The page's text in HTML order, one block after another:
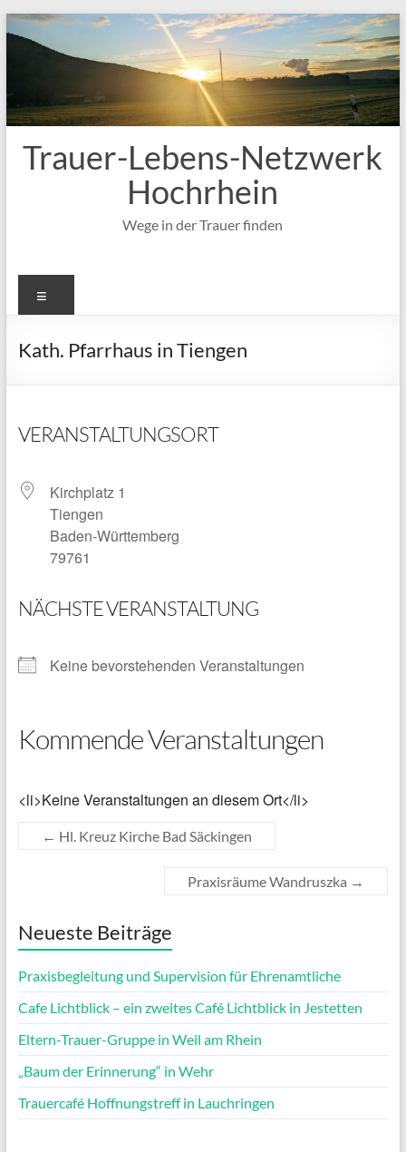
Zum
Inhalt
springen
Trauer-Lebens-Netzwerk
Hochrhein
Wege in der Trauer finden
Kath. Pfarrhaus in Tiengen
VERANSTALTUNGSORT
Kirchplatz 1
Tiengen
Baden-Württemberg
79761
NÄCHSTE VERANSTALTUNG
Keine bevorstehenden Veranstaltungen
Kommende Veranstaltungen
<li>Keine Veranstaltungen an diesem Ort</li>
← Hl. Kreuz Kirche Bad Säckingen
Praxisräume Wandruszka →
Neueste Beiträge
Praxisbegleitung und Supervision für Ehrenamtliche
Cafe Lichtblick – ein zweites Café Lichtblick in Jestetten
Eltern-Trauer-Gruppe in Weil am Rhein
„Baum der Erinnerung“ in Wehr
Trauercafé Hoffnungstreff in Lauchringen